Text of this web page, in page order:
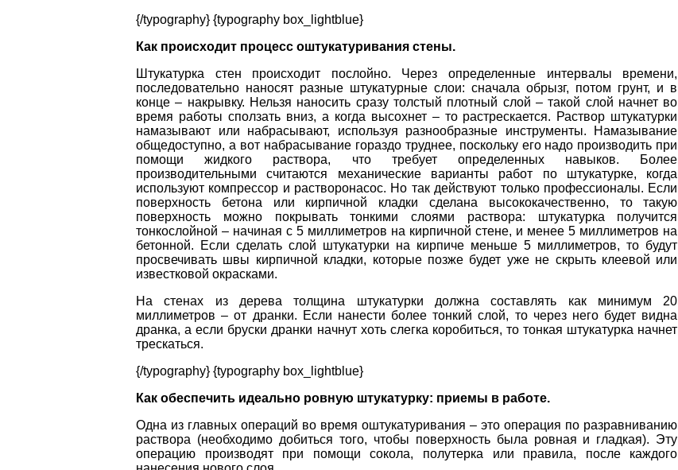
{/typography} {typography box_lightblue}
Как происходит процесс оштукатуривания стены.
Штукатурка стен происходит послойно. Через определенные интервалы времени,
последовательно наносят разные штукатурные слои: сначала обрызг, потом грунт, и в
конце – накрывку. Нельзя наносить сразу толстый плотный слой – такой слой начнет во
время работы сползать вниз, а когда высохнет – то растрескается. Раствор штукатурки
намазывают или набрасывают, используя разнообразные инструменты. Намазывание
общедоступно, а вот набрасывание гораздо труднее, поскольку его надо производить при
помощи жидкого раствора, что требует определенных навыков. Более
производительными считаются механические варианты работ по штукатурке, когда
используют компрессор и растворонасос. Но так действуют только профессионалы. Если
поверхность бетона или кирпичной кладки сделана высококачественно, то такую
поверхность можно покрывать тонкими слоями раствора: штукатурка получится
тонкослойной – начиная с 5 миллиметров на кирпичной стене, и менее 5 миллиметров на
бетонной. Если сделать слой штукатурки на кирпиче меньше 5 миллиметров, то будут
просвечивать швы кирпичной кладки, которые позже будет уже не скрыть клеевой или
известковой окрасками.
На стенах из дерева толщина штукатурки должна составлять как минимум 20
миллиметров – от дранки. Если нанести более тонкий слой, то через него будет видна
дранка, а если бруски дранки начнут хоть слегка коробиться, то тонкая штукатурка начнет
трескаться.
{/typography} {typography box_lightblue}
Как обеспечить идеально ровную штукатурку: приемы в работе.
Одна из главных операций во время оштукатуривания – это операция по разравниванию
раствора (необходимо добиться того, чтобы поверхность была ровная и гладкая). Эту
операцию производят при помощи сокола, полутерка или правила, после каждого